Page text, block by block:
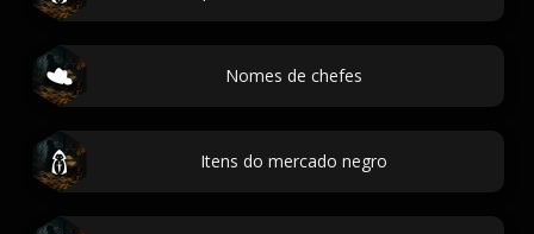
Nomes de chefes
Itens do mercado negro